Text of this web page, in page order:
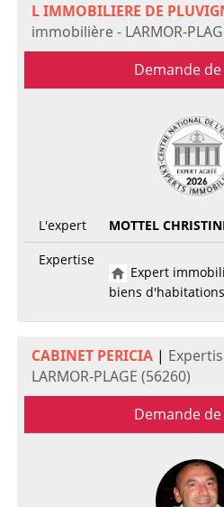
L IMMOBILIERE DE
immobilière - LARMOR-
Demande
L'expert
MOTTEL
Expertise
Expert
biens d'habitations
CABINET PERICIA|
LARMOR-PLAGE (56260)
Demande